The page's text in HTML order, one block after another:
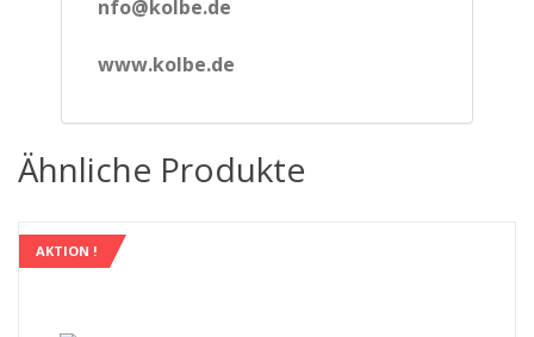
nfo@kolbe.de
www.kolbe.de
Ähnliche Produkte
AKTION !